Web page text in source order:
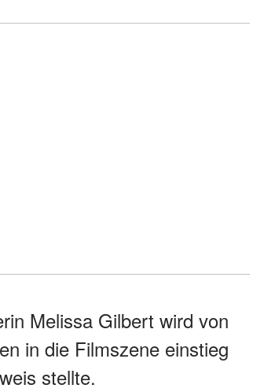
Melissa Gilbert wird von
in die Filmszene einstieg
stellte.